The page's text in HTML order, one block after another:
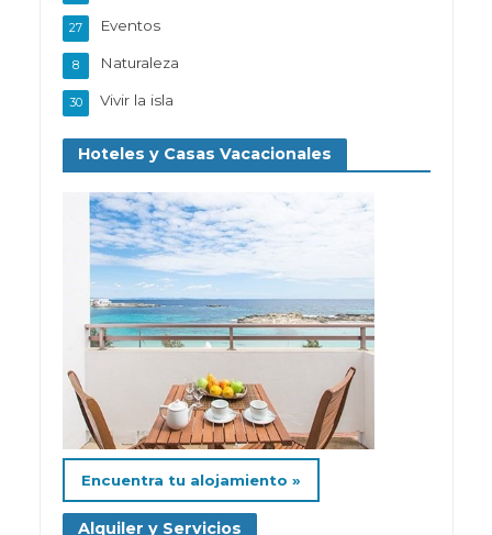
Eventos
27
Naturaleza
8
Vivir la isla
30
Hoteles y Casas Vacacionales
Encuentra tu alojamiento »
Alquiler y Servicios